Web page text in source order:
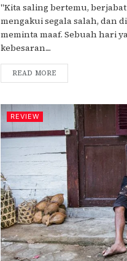
"Kita saling bertemu,
mengakui segala salah, dan
meminta maaf. Sebuah hari
kebesaran....
READ MORE
REVIEW